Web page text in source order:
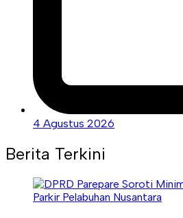
4 Agustus 2026
Berita Terkini